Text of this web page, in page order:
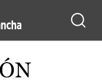
de Castilla-